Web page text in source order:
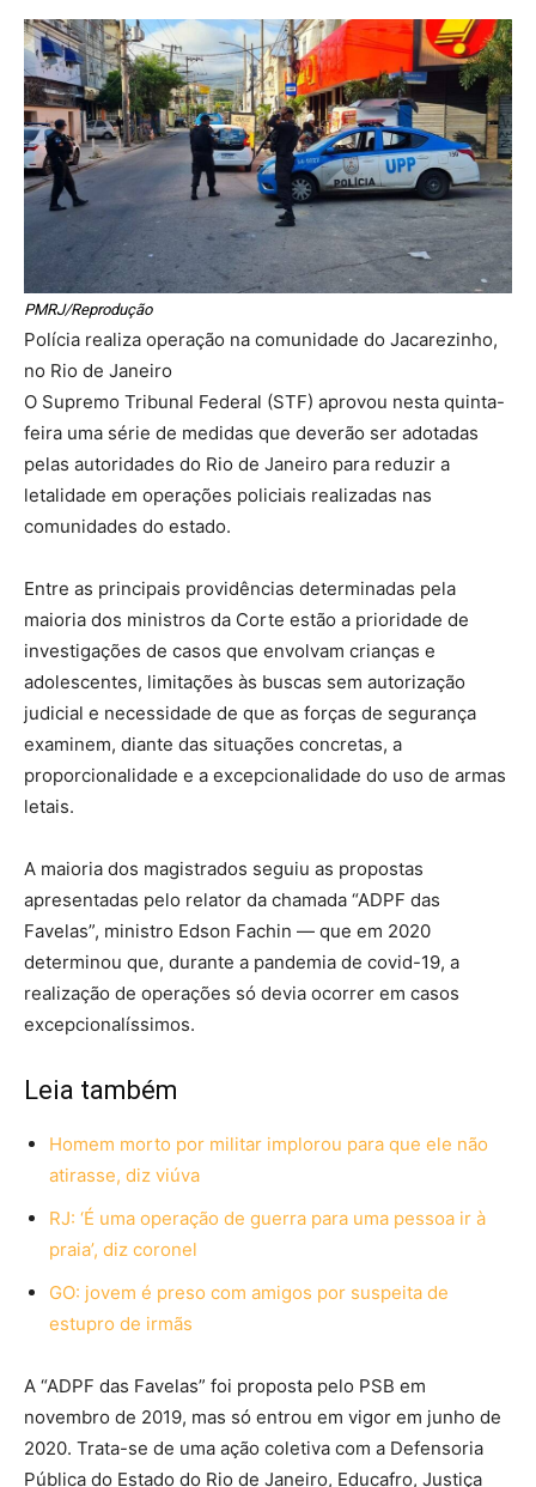
PMRJ/Reprodução
Polícia realiza operação na comunidade do Jacarezinho,
no Rio de Janeiro
O Supremo Tribunal Federal (STF) aprovou nesta quinta-
feira uma série de medidas que deverão ser adotadas
pelas autoridades do Rio de Janeiro para reduzir a
letalidade em operações policiais realizadas nas
comunidades do estado.
Entre as principais providências determinadas pela
maioria dos ministros da Corte estão a prioridade de
investigações de casos que envolvam crianças e
adolescentes, limitações às buscas sem autorização
judicial e necessidade de que as forças de segurança
examinem, diante das situações concretas, a
proporcionalidade e a excepcionalidade do uso de armas
letais.
A maioria dos magistrados seguiu as propostas
apresentadas pelo relator da chamada “ADPF das
Favelas”, ministro Edson Fachin — que em 2020
determinou que, durante a pandemia de covid-19, a
realização de operações só devia ocorrer em casos
excepcionalíssimos.
Leia também
Homem morto por militar implorou para que ele não
atirasse, diz viúva
RJ: ‘É uma operação de guerra para uma pessoa ir à
praia’, diz coronel
GO: jovem é preso com amigos por suspeita de
estupro de irmãs
A “ADPF das Favelas” foi proposta pelo PSB em
novembro de 2019, mas só entrou em vigor em junho de
2020. Trata-se de uma ação coletiva com a Defensoria
Pública do Estado do Rio de Janeiro, Educafro, Justiça